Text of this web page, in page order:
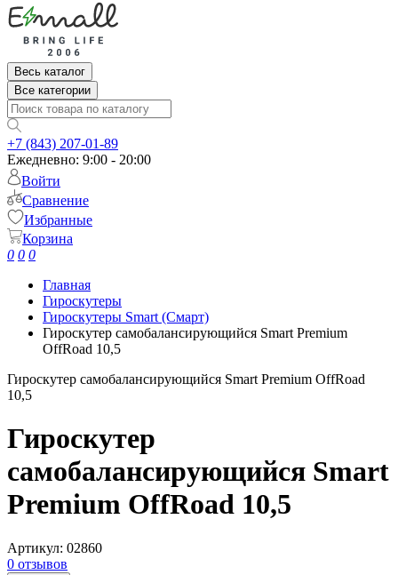
Весь каталог
Все категории
+7 (843) 207-01-89
Ежедневно: 9:00 - 20:00
Войти
Сравнение
Избранные
Корзина
0 0 0
Главная
Гироскутеры
Гироскутеры Smart (Смарт)
Гироскутер самобалансирующийся Smart Premium
OffRoad 10,5
Гироскутер самобалансирующийся Smart Premium OffRoad
10,5
Гироскутер
самобалансирующийся Smart
Premium OffRoad 10,5
Артикул: 02860
0 отзывов